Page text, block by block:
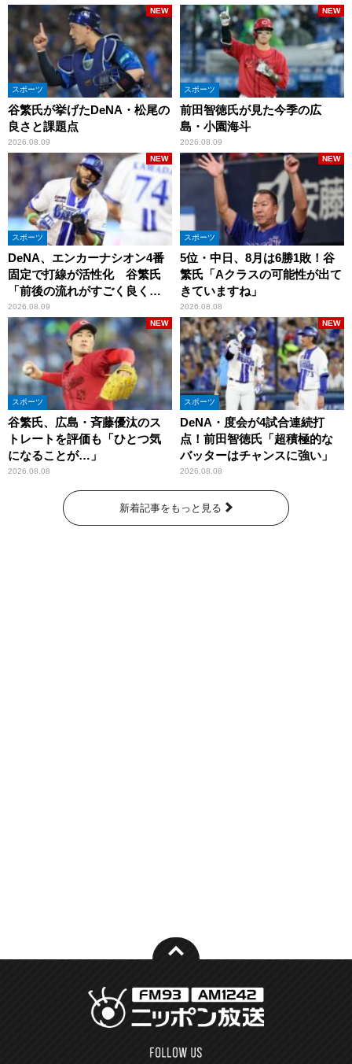
スポーツ
谷繁氏が挙げたDeNA・松尾の
良さと課題点
2026.08.09
NEW
スポーツ
前田智徳氏が見た今季の広
島・小園海斗
2026.08.09
NEW
スポーツ
DeNA、エンカーナシオン4番
固定で打線が活性化 谷繁氏
「前後の流れがすごく良くな
りましたね」
2026.08.09
NEW
スポーツ
5位・中日、8月は6勝1敗！谷
繁氏「Aクラスの可能性が出て
きていますね」
2026.08.08
NEW
スポーツ
谷繁氏、広島・斉藤優汰のス
トレートを評価も「ひとつ気
になることが…」
2026.08.08
NEW
スポーツ
DeNA・度会が4試合連続打
点！前田智徳氏「超積極的な
バッターはチャンスに強い」
2026.08.08
NEW
新着記事をもっと見る